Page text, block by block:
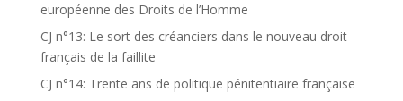
européenne des Droits de l’Homme
CJ n°13: Le sort des créanciers dans le nouveau droit
français de la faillite
CJ n°14: Trente ans de politique pénitentiaire française